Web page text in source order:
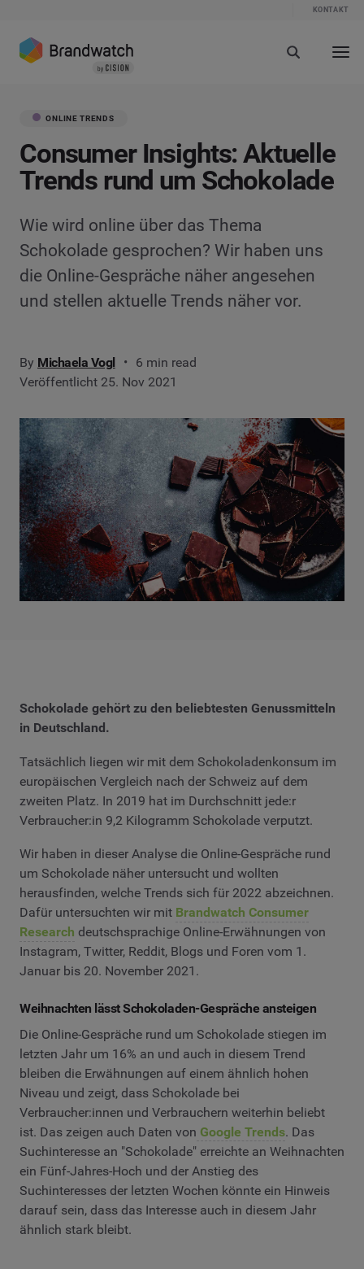
KONTAKT
ONLINE TRENDS
Consumer Insights: Aktuelle
Trends rund um Schokolade
Wie wird online über das Thema
Schokolade gesprochen? Wir haben uns
die Online-Gespräche näher angesehen
und stellen aktuelle Trends näher vor.
By Michaela Vogl
6 min read
Veröffentlicht 25. Nov 2021
Schokolade gehört zu den beliebtesten Genussmitteln
in Deutschland.
Tatsächlich liegen wir mit dem Schokoladenkonsum im
europäischen Vergleich nach der Schweiz auf dem
zweiten Platz. In 2019 hat im Durchschnitt jede:r
Verbraucher:in 9,2 Kilogramm Schokolade verputzt.
Wir haben in dieser Analyse die Online-Gespräche rund
um Schokolade näher untersucht und wollten
herausfinden, welche Trends sich für 2022 abzeichnen.
Dafür untersuchten wir mit Brandwatch Consumer
Research deutschsprachige Online-Erwähnungen von
Instagram, Twitter, Reddit, Blogs und Foren vom 1.
Januar bis 20. November 2021.
Weihnachten lässt Schokoladen-Gespräche ansteigen
Die Online-Gespräche rund um Schokolade stiegen im
letzten Jahr um 16% an und auch in diesem Trend
bleiben die Erwähnungen auf einem ähnlich hohen
Niveau und zeigt, dass Schokolade bei
Verbraucher:innen und Verbrauchern weiterhin beliebt
ist. Das zeigen auch Daten von Google Trends. Das
Suchinteresse an "Schokolade" erreichte an Weihnachten
ein Fünf-Jahres-Hoch und der Anstieg des
Suchinteresses der letzten Wochen könnte ein Hinweis
darauf sein, dass das Interesse auch in diesem Jahr
ähnlich stark bleibt.